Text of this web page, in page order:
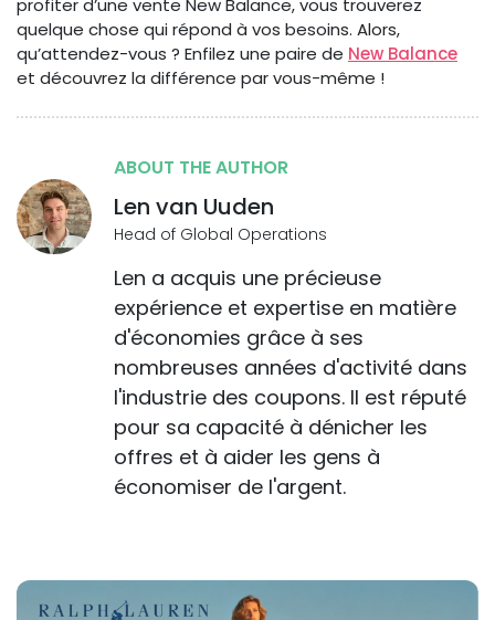
profiter d’une vente New Balance, vous trouverez
quelque chose qui répond à vos besoins. Alors,
qu’attendez-vous ? Enfilez une paire de New Balance
et découvrez la différence par vous-même !
ABOUT THE AUTHOR
Len van Uuden
Head of Global Operations
Len a acquis une précieuse
expérience et expertise en matière
d'économies grâce à ses
nombreuses années d'activité dans
l'industrie des coupons. Il est réputé
pour sa capacité à dénicher les
offres et à aider les gens à
économiser de l'argent.